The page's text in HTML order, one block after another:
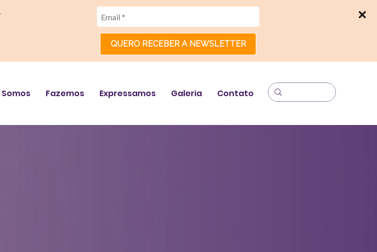
QUERO RECEBER A NEWSLETTER
Somos Fazemos Expressamos Galeria Contato